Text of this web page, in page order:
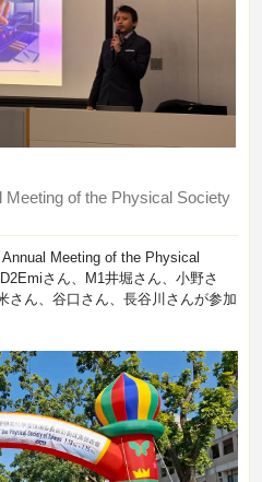
Meeting of the Physical Society
Meeting of the Physical
さん、M1井堀さん、小野さ
さん、谷口さん、長谷川さんが参加